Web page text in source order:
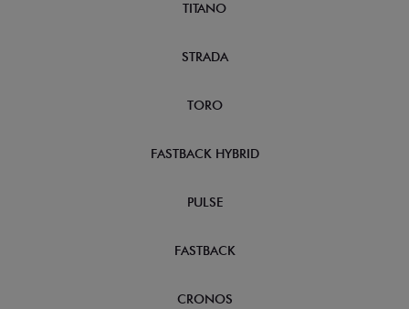
TITANO
STRADA
TORO
FASTBACK HYBRID
PULSE
FASTBACK
CRONOS